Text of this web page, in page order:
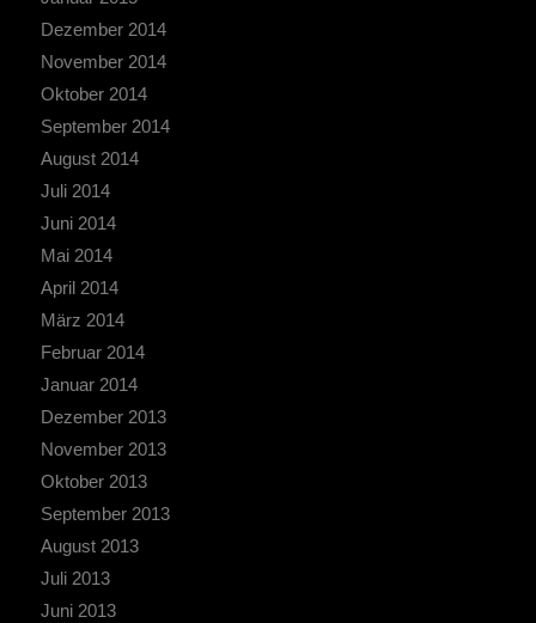
Dezember 2014
November 2014
Oktober 2014
September 2014
August 2014
Juli 2014
Juni 2014
Mai 2014
April 2014
März 2014
Februar 2014
Januar 2014
Dezember 2013
November 2013
Oktober 2013
September 2013
August 2013
Juli 2013
Juni 2013